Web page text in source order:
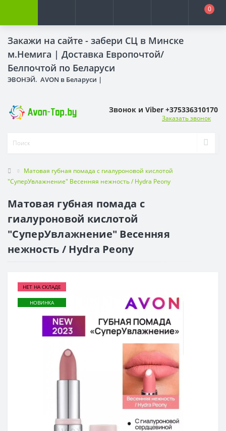
Закажи на сайте - забери СЦ в Минске
м.Немига | Доставка Европочтой/
Белпочтой по Беларуси
ЭВОНЭЙ. AVON в Беларуси |
0
Звонок и Viber +375336310170
Заказать звонок
Матовая губная помада с гиалуроновой кислотой
"СуперУвлажнение" Весенняя нежность / Hydra Peony
Матовая губная помада с
гиалуроновой кислотой
"СуперУвлажнение" Весенняя
нежность / Hydra Peony
НЕТ НА СКЛАДЕ
НОВИНКА